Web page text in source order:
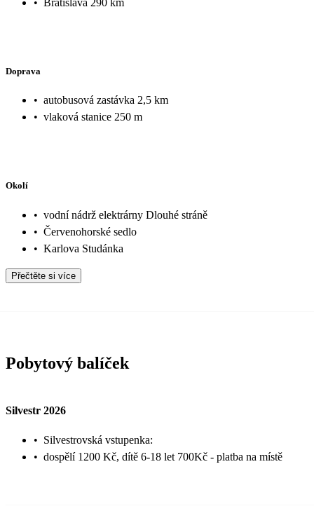
• Bratislava 290 km
Doprava
• autobusová zastávka 2,5 km
• vlaková stanice 250 m
Okolí
• vodní nádrž elektrárny Dlouhé stráně
• Červenohorské sedlo
• Karlova Studánka
Přečtěte si více
Pobytový balíček
Silvestr 2026
• Silvestrovská vstupenka:
• dospělí 1200 Kč, dítě 6-18 let 700Kč - platba na místě